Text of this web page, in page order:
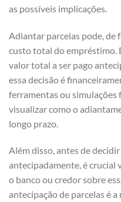
as possíveis implicações.
Adiantar parcelas pode,
custo total do empréstimo.
valor total a ser pago
essa decisão é
ferramentas ou simulações
visualizar como o
longo prazo.
Além disso, antes de
antecipadamente, é crucial
o banco ou credor sobre
antecipação de parcelas é